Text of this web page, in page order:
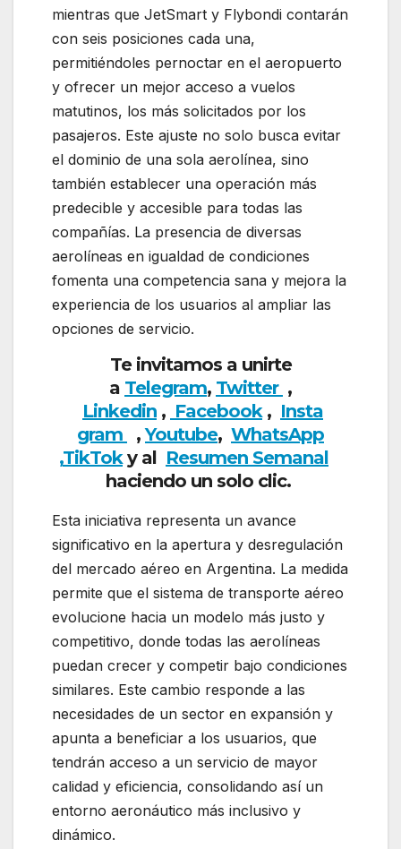
mientras que JetSmart y Flybondi contarán
con seis posiciones cada una,
permitiéndoles pernoctar en el aeropuerto
y ofrecer un mejor acceso a vuelos
matutinos, los más solicitados por los
pasajeros. Este ajuste no solo busca evitar
el dominio de una sola aerolínea, sino
también establecer una operación más
predecible y accesible para todas las
compañías. La presencia de diversas
aerolíneas en igualdad de condiciones
fomenta una competencia sana y mejora la
experiencia de los usuarios al ampliar las
opciones de servicio.
Te invitamos a unirte
a Telegram, Twitter ,
Linkedin , Facebook, Insta
gram
,Youtube, WhatsApp
,TikToky al Resumen Semanal
haciendo un solo clic.
Esta iniciativa representa un avance
significativo en la apertura y desregulación
del mercado aéreo en Argentina. La medida
permite que el sistema de transporte aéreo
evolucione hacia un modelo más justo y
competitivo, donde todas las aerolíneas
puedan crecer y competir bajo condiciones
similares. Este cambio responde a las
necesidades de un sector en expansión y
apunta a beneficiar a los usuarios, que
tendrán acceso a un servicio de mayor
calidad y eficiencia, consolidando así un
entorno aeronáutico más inclusivo y
dinámico.